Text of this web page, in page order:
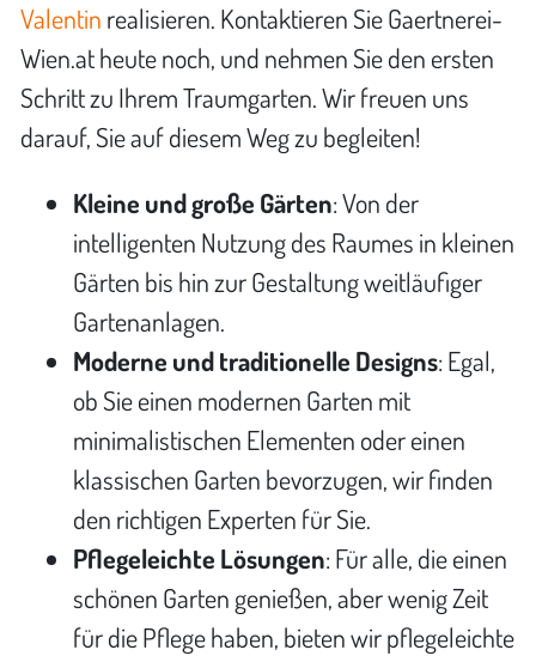
Valentin realisieren. Kontaktieren Sie Gaertnerei-
Wien.at heute noch, und nehmen Sie den ersten
Schritt zu Ihrem Traumgarten. Wir freuen uns
darauf, Sie auf diesem Weg zu begleiten!
Kleine und große Gärten: Von der
intelligenten Nutzung des Raumes in kleinen
Gärten bis hin zur Gestaltung weitläufiger
Gartenanlagen.
Moderne und traditionelle Designs: Egal,
ob Sie einen modernen Garten mit
minimalistischen Elementen oder einen
klassischen Garten bevorzugen, wir finden
den richtigen Experten für Sie.
Pflegeleichte Lösungen: Für alle, die einen
schönen Garten genießen, aber wenig Zeit
für die Pflege haben, bieten wir pflegeleichte